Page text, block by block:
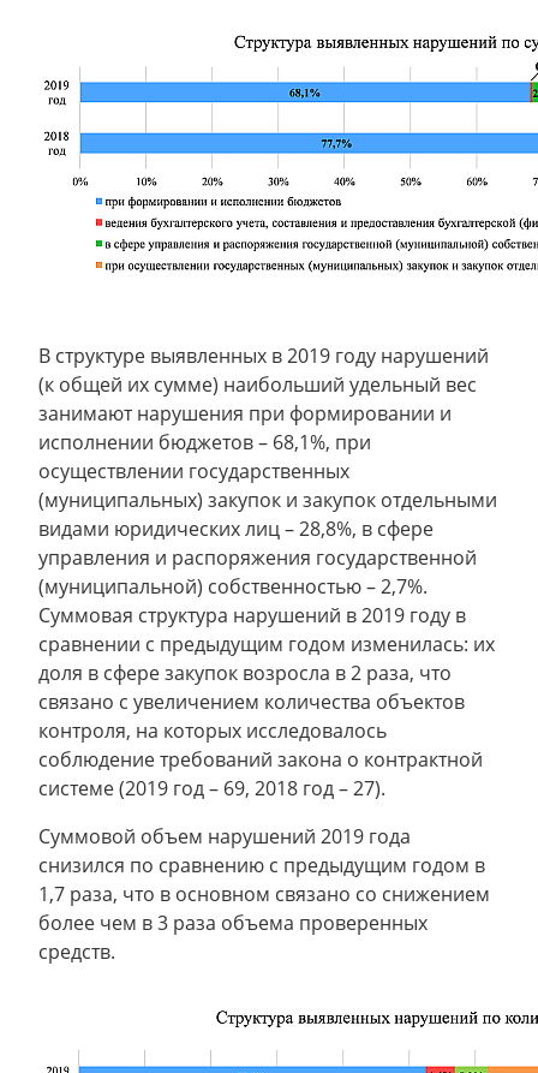
В структуре выявленных в 2019 году нарушений
(к общей их сумме) наибольший удельный вес
занимают нарушения при формировании и
исполнении бюджетов – 68,1%, при
осуществлении государственных
(муниципальных) закупок и закупок отдельными
видами юридических лиц – 28,8%, в сфере
управления и распоряжения государственной
(муниципальной) собственностью – 2,7%.
Суммовая структура нарушений в 2019 году в
сравнении с предыдущим годом изменилась: их
доля в сфере закупок возросла в 2 раза, что
связано с увеличением количества объектов
контроля, на которых исследовалось
соблюдение требований закона о контрактной
системе (2019 год – 69, 2018 год – 27).
Суммовой объем нарушений 2019 года
снизился по сравнению с предыдущим годом в
1,7 раза, что в основном связано со снижением
более чем в 3 раза объема проверенных
средств.